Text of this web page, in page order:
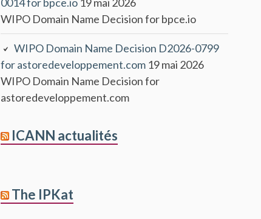
WIPO Domain Name Decision for bpce.io
WIPO Domain Name Decision D2026-0799
for astoredeveloppement.com 19 mai 2026
WIPO Domain Name Decision for
astoredeveloppement.com
ICANN actualités
The IPKat